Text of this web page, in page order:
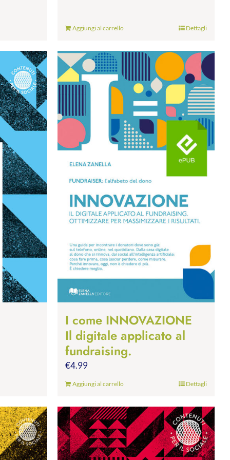
Aggiungi al carrello Dettagli
I come INNOVAZIONE
Il digitale applicato al
fundraising.
€4.99
Aggiungi al carrello Dettagli